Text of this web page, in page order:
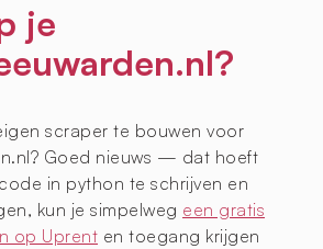
je
scraper te bouwen voor
Goed nieuws — dat hoeft
in python te schrijven en
kun je simpelweg een gratis
op Uprent en toegang krijgen